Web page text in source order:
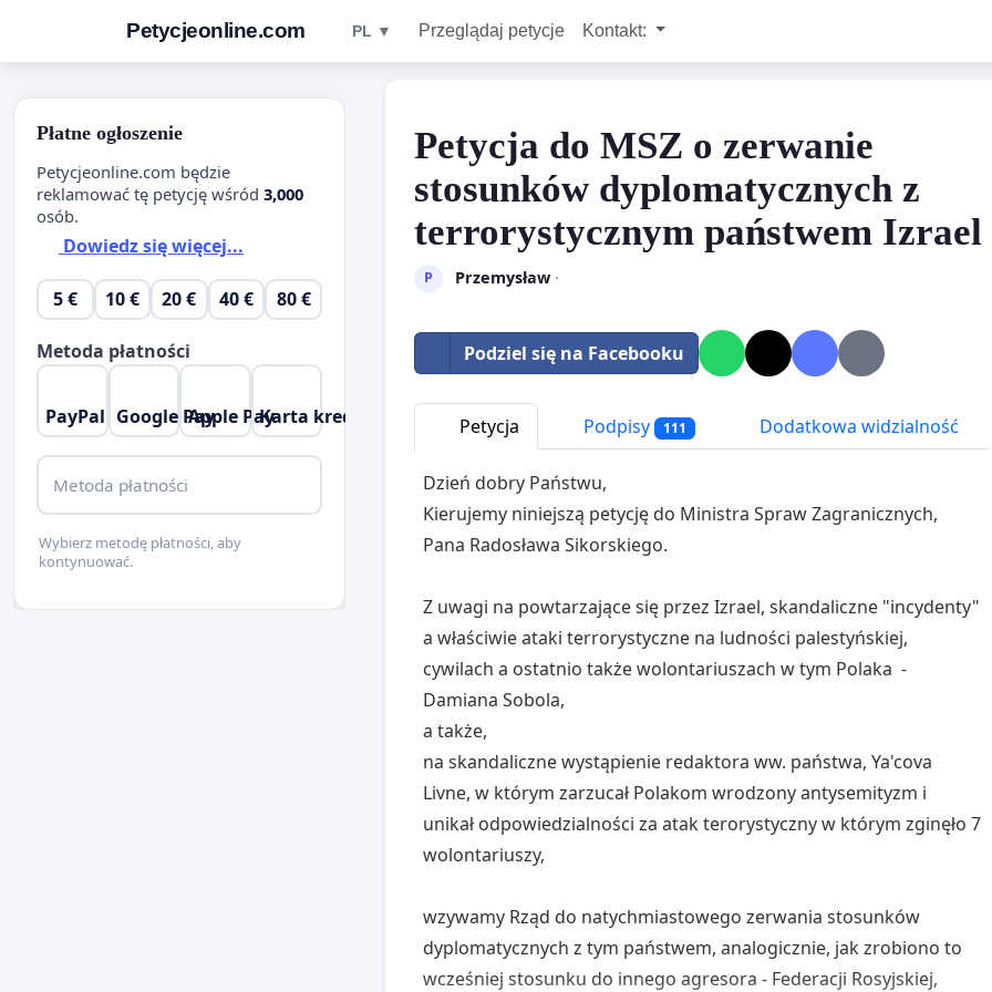
Petycjeonline.com PL ▼ Przeglądaj petycje Kontakt:
Petycja do MSZ o zerwanie
stosunków dyplomatycznych z
terrorystycznym państwem Izrael
P Przemysław·
Podziel się na Facebooku
Petycja Podpisy 111 Dodatkowa widzialność
Dzień dobry Państwu,
Kierujemy niniejszą petycję do Ministra Spraw Zagranicznych,
Pana Radosława Sikorskiego.
Z uwagi na powtarzające się przez Izrael, skandaliczne "incydenty"
a właściwie ataki terrorystyczne na ludności palestyńskiej,
cywilach a ostatnio także wolontariuszach w tym Polaka -
Damiana Sobola,
a także,
na skandaliczne wystąpienie redaktora ww. państwa, Ya'cova
Livne, w którym zarzucał Polakom wrodzony antysemityzm i
unikał odpowiedzialności za atak terorystyczny w którym zginęło 7
wolontariuszy,
wzywamy Rząd do natychmiastowego zerwania stosunków
dyplomatycznych z tym państwem, analogicznie, jak zrobiono to
wcześniej stosunku do innego agresora - Federacji Rosyjskiej,
Płatne ogłoszenie
Petycjeonline.com będzie
reklamować tę petycję wśród 3,000
osób.
Dowiedz się więcej...
5 € 10 € 20 € 40 € 80 €
Metoda płatności
PayPal Google PayApple PayKarta kredytowa
Metoda płatności
Wybierz metodę płatności, aby
kontynuować.